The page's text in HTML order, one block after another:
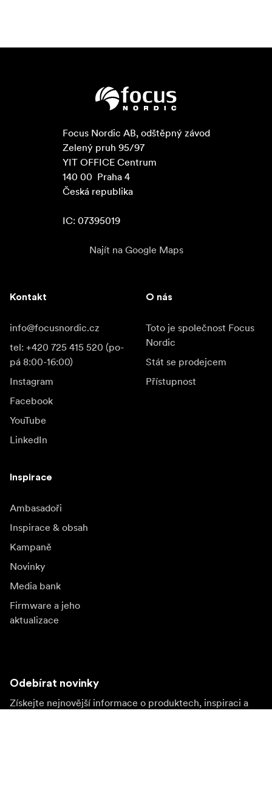
Focus Nordic AB, odštěpný závod
Zelený pruh 95/97
YIT OFFICE Centrum
140 00  Praha 4
Česká republika
IC: 07395019
Najít na Google Maps
Kontakt
info@focusnordic.cz
tel: +420 725 415 520 (po-
pá 8:00-16:00)
Instagram
Facebook
YouTube
LinkedIn
O nás
Toto je společnost Focus
Nordic
Stát se prodejcem
Přístupnost
Inspirace
Ambasadoři
Inspirace & obsah
Kampaně
Novinky
Media bank
Firmware a jeho
aktualizace
Odebírat novinky
Získejte nejnovější informace o produktech, inspiraci a